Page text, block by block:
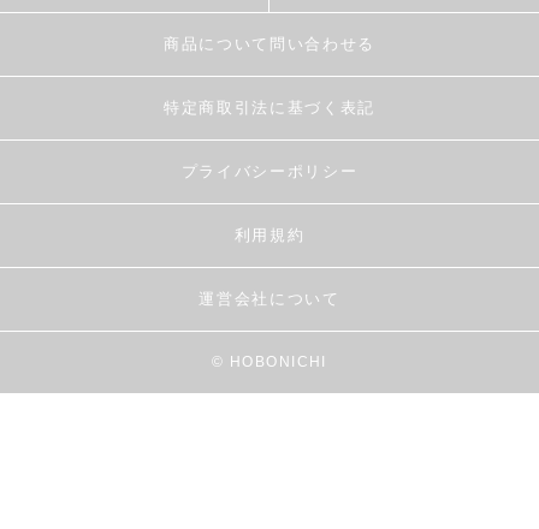
商品について問い合わせる
特定商取引法に基づく表記
プライバシーポリシー
利用規約
運営会社について
© HOBONICHI